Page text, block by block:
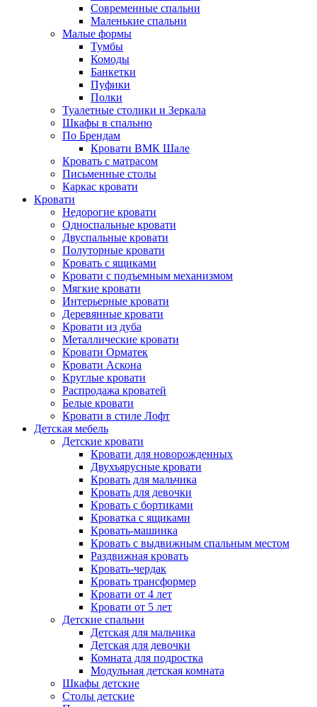
Современные спальни
Маленькие спальни
Малые формы
Тумбы
Комоды
Банкетки
Пуфики
Полки
Туалетные столики и Зеркала
Шкафы в спальню
По Брендам
Кровати ВМК Шале
Кровать с матрасом
Письменные столы
Каркас кровати
Кровати
Недорогие кровати
Односпальные кровати
Двуспальные кровати
Полуторные кровати
Кровать с ящиками
Кровати с подъемным механизмом
Мягкие кровати
Интерьерные кровати
Деревянные кровати
Кровати из дуба
Металлические кровати
Кровати Орматек
Кровати Аскона
Круглые кровати
Распродажа кроватей
Белые кровати
Кровати в стиле Лофт
Детская мебель
Детские кровати
Кровати для новорожденных
Двухъярусные кровати
Кровать для мальчика
Кровать для девочки
Кровать с бортиками
Кроватка с ящиками
Кровать-машинка
Кровать с выдвижным спальным местом
Раздвижная кровать
Кровать-чердак
Кровать трансформер
Кровати от 4 лет
Кровати от 5 лет
Детские спальни
Детская для мальчика
Детская для девочки
Комната для подростка
Модульная детская комната
Шкафы детские
Столы детские